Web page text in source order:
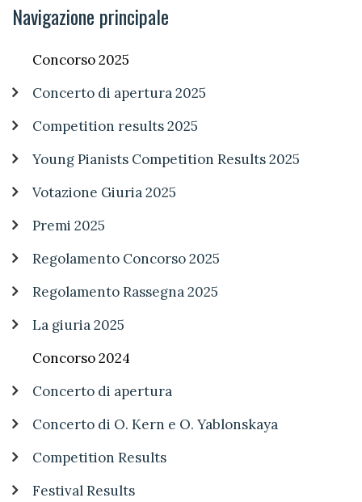
Navigazione principale
Concorso 2025
Concerto di apertura 2025
Competition results 2025
Young Pianists Competition Results 2025
Votazione Giuria 2025
Premi 2025
Regolamento Concorso 2025
Regolamento Rassegna 2025
La giuria 2025
Concorso 2024
Concerto di apertura
Concerto di O. Kern e O. Yablonskaya
Competition Results
Festival Results